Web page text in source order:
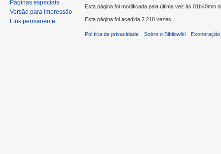
Páginas especiais
Versão para impressão
Link permanente
Esta página foi modificada pela última vez às 01h40min
Esta página foi acedida 2 218 vezes.
Política de privacidade Sobre o Bibliowiki